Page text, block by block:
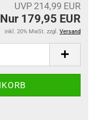
UVP 214,99 EUR
Nur 179,95 EUR
inkl. 20% MwSt. zzgl. Versand